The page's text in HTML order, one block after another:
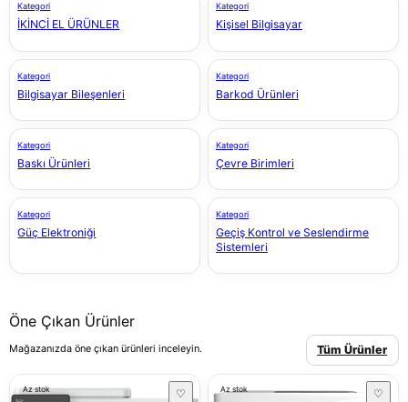
Kategori
İKİNCİ EL ÜRÜNLER
Kategori
Kişisel Bilgisayar
Kategori
Bilgisayar Bileşenleri
Kategori
Barkod Ürünleri
Kategori
Baskı Ürünleri
Kategori
Çevre Birimleri
Kategori
Güç Elektroniği
Kategori
Geçiş Kontrol ve Seslendirme
Sistemleri
Öne Çıkan Ürünler
Mağazanızda öne çıkan ürünleri inceleyin. Tüm Ürünler
Az stok ♡ Az stok ♡